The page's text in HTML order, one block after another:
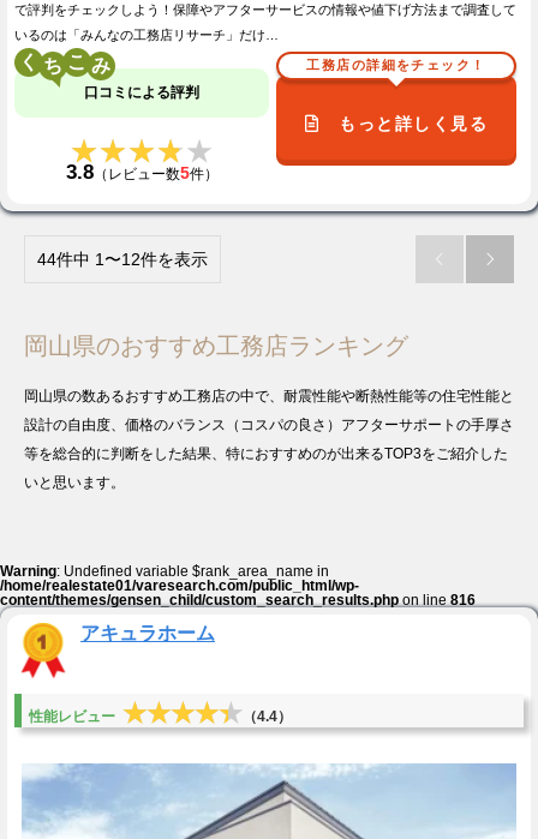
で評判をチェックしよう！保障やアフターサービスの情報や値下げ方法まで調査して
いるのは「みんなの工務店リサーチ」だけ…
く こ
口コミによる評判
★★★★★
★★★★★
3.8（レビュー数5件）
工務店の詳細をチェック！
もっと詳しく見る
44件中 1〜12件を表示  
岡山県のおすすめ工務店ランキング
岡山県の数あるおすすめ工務店の中で、耐震性能や断熱性能等の住宅性能と
設計の自由度、価格のバランス（コスパの良さ）アフターサポートの手厚さ
等を総合的に判断をした結果、特におすすめのが出来るTOP3をご紹介した
いと思います。
Warning: Undefined variable $rank_area_name in
/home/realestate01/varesearch.com/public_html/wp-
content/themes/gensen_child/custom_search_results.phpon line816
アキュラホーム
性能レビュー ★★★★★
★★★★★ （4.4）